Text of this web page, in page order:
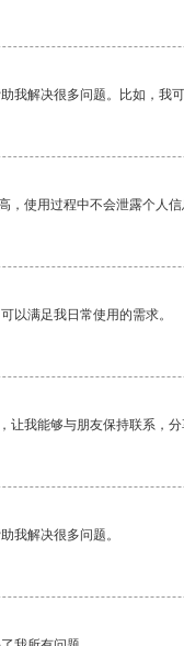
我解决很多问题。比如，我
，使用过程中不会泄露个人
以满足我日常使用的需求。
让我能够与朋友保持联系，分
我解决很多问题。